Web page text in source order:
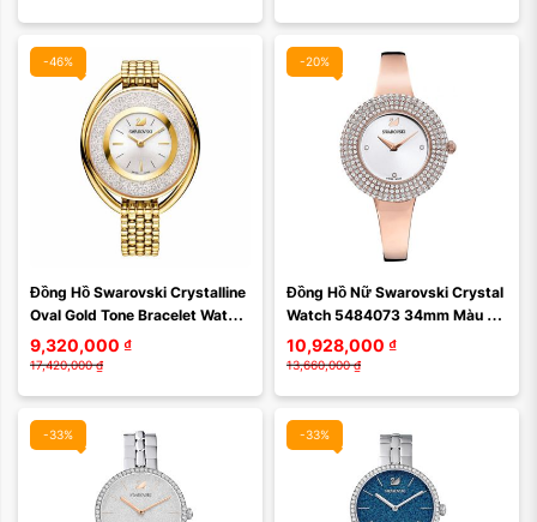
-46%
Đồng Hồ Swarovski Crystalline
Oval Gold Tone Bracelet Watch
5200339
9,320,000 ₫
17,420,000 ₫
-20%
Đồng Hồ Nữ Swarovski Crystal
Watch 5484073 34mm Màu
Trắng Vàng Hồng
10,928,000 ₫
13,660,000 ₫
-33%
Màu mặt:
Xóa
-33%
Màu mặt:
Xóa